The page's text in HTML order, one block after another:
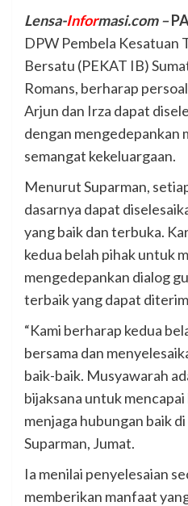
Lensa-Informasi.com –
DPW Pembela Kesatuan
Bersatu (PEKAT IB)
Romans, berharap
Arjun dan Irza dapat
dengan mengedepankan
semangat kekeluargaan.
Menurut Suparman,
dasarnya dapat
yang baik dan terbuka.
kedua belah pihak untuk
mengedepankan dialog
terbaik yang dapat
“Kami berharap kedua
bersama dan
baik-baik. Musyawarah
bijaksana untuk
menjaga hubungan baik
Suparman, Jumat.
Ia menilai penyelesaian
memberikan manfaat